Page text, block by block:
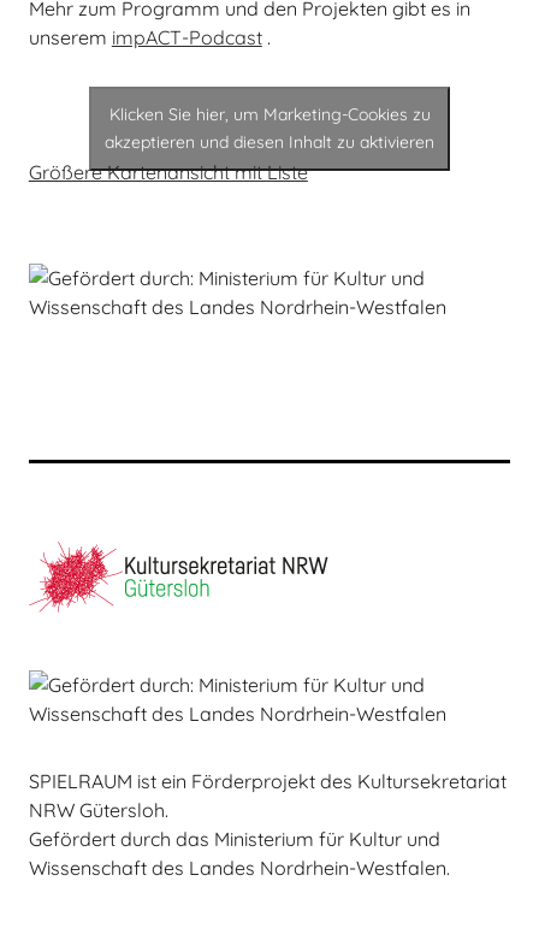
Mehr zum Programm und den Projekten gibt es in
unserem impACT-Podcast.
Klicken Sie hier, um Marketing-Cookies zu
akzeptieren und diesen Inhalt zu aktivieren
Größere Kartenansicht mit Liste
SPIELRAUM ist ein Förderprojekt des Kultursekretariat
NRW Gütersloh.
Gefördert durch das Ministerium für Kultur und
Wissenschaft des Landes Nordrhein-Westfalen.